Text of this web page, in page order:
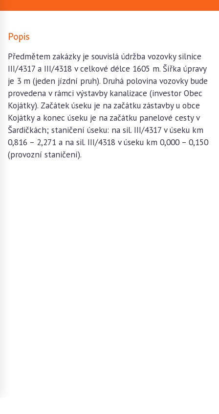
Popis
Předmětem zakázky je souvislá údržba vozovky silnice
III/4317 a III/4318 v celkové délce 1605 m. Šířka úpravy
je 3 m (jeden jízdní pruh). Druhá polovina vozovky bude
provedena v rámci výstavby kanalizace (investor Obec
Kojátky). Začátek úseku je na začátku zástavby u obce
Kojátky a konec úseku je na začátku panelové cesty v
Šardičkách; staničení úseku: na sil. III/4317 v úseku km
0,816 – 2,271 a na sil. III/4318 v úseku km 0,000 – 0,150
(provozní staničení).